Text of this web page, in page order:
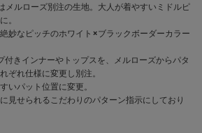
メルローズ別注の生地。大人が着やすいミドルピ
。
妙なピッチのホワイト×ブラックボーダーカラー
きインナーやトップスを、メルローズからパタ
ぞれ仕様に変更し別注。
いパット位置に変更。
見せられるこだわりのパターン指示にしており